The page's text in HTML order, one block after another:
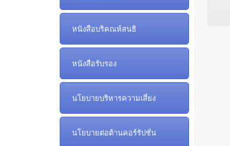
หนังสือบริคณห์สนธิ
หนังสือรับรอง
นโยบายบริหารความเสี่ยง
นโยบายต่อต้านคอร์รัปชั่น